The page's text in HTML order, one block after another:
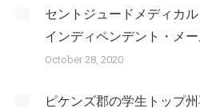
セントジュードメディカ
インディペンデント・メ
October 28, 2020
ピケンズ郡の学生トップ